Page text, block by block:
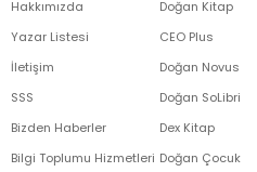
Hakkımızda
Yazar Listesi
İletişim
SSS
Bizden Haberler
Bilgi Toplumu Hizmetleri
Doğan Kitap
CEO Plus
Doğan Novus
Doğan SoLibri
Dex Kitap
Doğan Çocuk